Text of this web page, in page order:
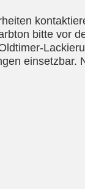
bitte vor